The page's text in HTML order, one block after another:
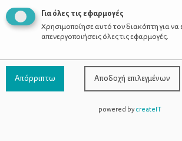
Για όλες τις εφαρμογές
Χρησιμοποίησε αυτό τον διακόπτη για να
απενεργοποιήσεις όλες τις εφαρμογές.
Απόρριπτω Αποδοχή επιλεγμένων
powered bycreateIT